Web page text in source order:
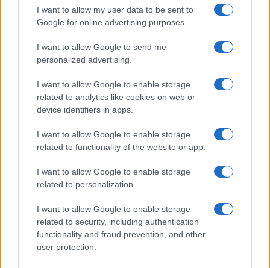
I want to allow my user data to be sent to
Google for online advertising purposes.
I want to allow Google to send me
personalized advertising.
I want to allow Google to enable storage
related to analytics like cookies on web or
device identifiers in apps.
I want to allow Google to enable storage
related to functionality of the website or app.
I want to allow Google to enable storage
related to personalization.
I want to allow Google to enable storage
related to security, including authentication
functionality and fraud prevention, and other
user protection.
Calciomercato: l’Atalanta in pole per Sebastiano Esposito, il
Cagliari pronto a voltare pagina
MERCATO E TRASFERIMENTI